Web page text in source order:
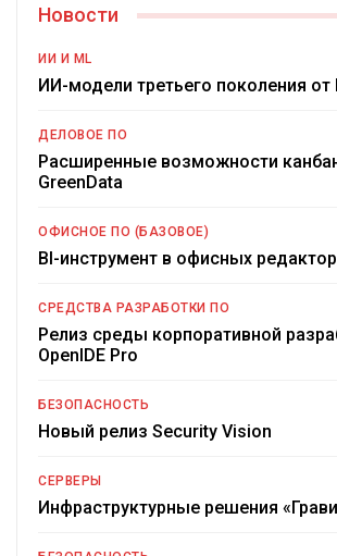
Новости
ИИ И ML
ИИ-модели третьего поколения от
ДЕЛОВОЕ ПО
Расширенные возможности
GreenData
ОФИСНОЕ ПО (БАЗОВОЕ)
BI-инструмент в офисных
СРЕДСТВА РАЗРАБОТКИ ПО
Релиз среды корпоративной
OpenIDE Pro
БЕЗОПАСНОСТЬ
Новый релиз Security Vision
СЕРВЕРЫ
Инфраструктурные решения